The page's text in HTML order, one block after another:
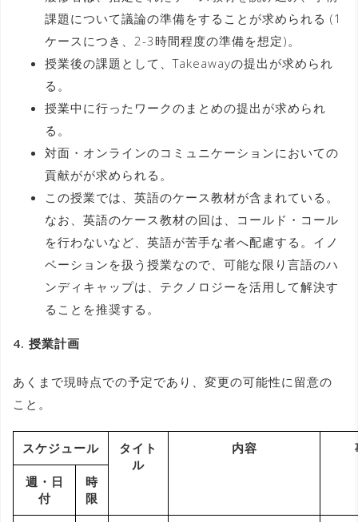
課題について議論の準備をすることが求められる (1
ケースにつき、2-3時間程度の準備を想定)。
授業後の課題として、Takeawayの提出が求められ
る。
授業中に行ったワークのまとめの提出が求められ
る。
対面・オンラインのコミュニケーションにおいての
貢献がが求められる。
この授業では、英語のケース教材が含まれている。
なお、英語のケース教材の回は、コールド・コール
を行わないなど、英語が苦手な者へ配慮する。イノ
ベーションを扱う授業なので、可能な限り言語のハ
ンディキャップは、テクノロジーを活用して解決す
ることを推奨する。
4. 授業計画
あくまで現時点での予定であり、変更の可能性に留意の
こと。
スケジュール
タイト
ル
内容
週・日
付
時
限